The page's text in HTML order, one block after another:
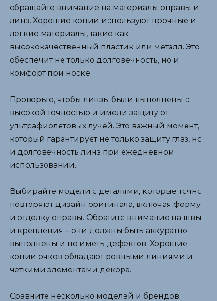
обращайте внимание на материалы оправы и
линз. Хорошие копии используют прочные и
легкие материалы, такие как
высококачественный пластик или металл. Это
обеспечит не только долговечность, но и
комфорт при носке.
Проверьте, чтобы линзы были выполнены с
высокой точностью и имели защиту от
ультрафиолетовых лучей. Это важный момент,
который гарантирует не только защиту глаз, но
и долговечность линз при ежедневном
использовании.
Выбирайте модели с деталями, которые точно
повторяют дизайн оригинала, включая форму
и отделку оправы. Обратите внимание на швы
и крепления – они должны быть аккуратно
выполнены и не иметь дефектов. Хорошие
копии очков обладают ровными линиями и
четкими элементами декора.
Сравните несколько моделей и брендов.